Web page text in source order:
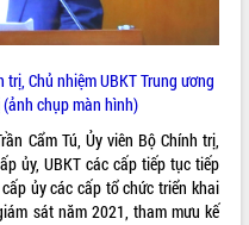
trị, Chủ nhiệm UBKT Trung ương
chụp màn hình)
Cẩm Tú, Ủy viên Bộ Chính trị,
ủy, UBKT các cấp tiếp tục tiếp
ủy các cấp tổ chức triển khai
sát năm 2021, tham mưu kế